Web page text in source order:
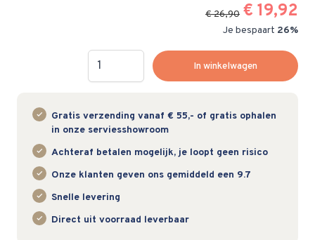
€ 26,90 € 19,92
Je bespaart 26%
Hoeveelheid
In winkelwagen
Gratis verzending vanaf € 55,- of gratis ophalen
in onze serviesshowroom
Achteraf betalen mogelijk, je loopt geen risico
Onze klanten geven ons gemiddeld een 9.7
Snelle levering
Direct uit voorraad leverbaar